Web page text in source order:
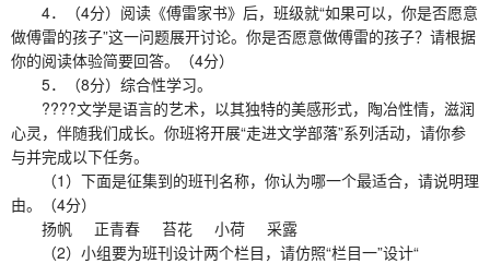
4．（4分）阅读《傅雷家书》后，班级就“如果可以，你是否愿意
做傅雷的孩子”这一问题展开讨论。你是否愿意做傅雷的孩子？请根据
你的阅读体验简要回答。（4分）
5．（8分）综合性学习。
????文学是语言的艺术，以其独特的美感形式，陶冶性情，滋润
心灵，伴随我们成长。你班将开展“走进文学部落”系列活动，请你参
与并完成以下任务。
（1）下面是征集到的班刊名称，你认为哪一个最适合，请说明理
由。（4分）
扬帆 正青春 苔花 小荷 采露
（2）小组要为班刊设计两个栏目，请仿照“栏目一”设计“